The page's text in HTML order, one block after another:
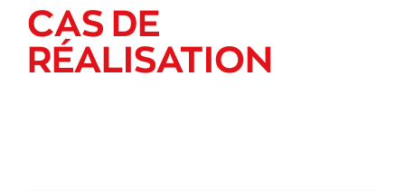
CAS DE
RÉALISATION